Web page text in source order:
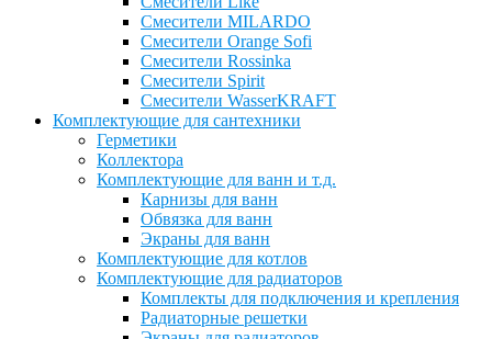
Смесители MILARDO
Смесители Orange Sofi
Смесители Rossinka
Смесители Spirit
Смесители WasserKRAFT
Комплектующие для сантехники
Герметики
Коллектора
Комплектующие для ванн и т.д.
Карнизы для ванн
Обвязка для ванн
Экраны для ванн
Комплектующие для котлов
Комплектующие для радиаторов
Комплекты для подключения и крепления
Радиаторные решетки